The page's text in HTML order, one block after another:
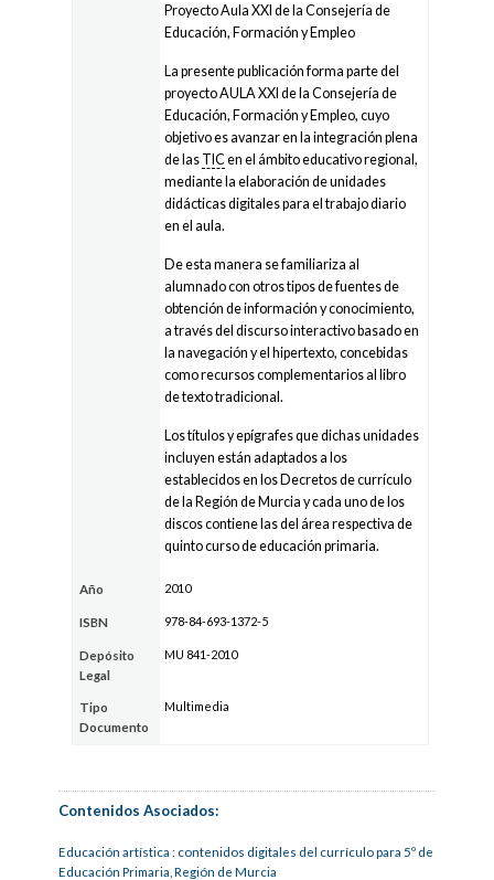
Proyecto Aula XXI de la Consejería de
Educación, Formación y Empleo
La presente publicación forma parte del
proyecto AULA XXI de la Consejería de
Educación, Formación y Empleo, cuyo
objetivo es avanzar en la integración plena
de las TIC en el ámbito educativo regional,
mediante la elaboración de unidades
didácticas digitales para el trabajo diario
en el aula.
De esta manera se familiariza al
alumnado con otros tipos de fuentes de
obtención de información y conocimiento,
a través del discurso interactivo basado en
la navegación y el hipertexto, concebidas
como recursos complementarios al libro
de texto tradicional.
Los títulos y epígrafes que dichas unidades
incluyen están adaptados a los
establecidos en los Decretos de currículo
de la Región de Murcia y cada uno de los
discos contiene las del área respectiva de
quinto curso de educación primaria.
Año 2010
ISBN 978-84-693-1372-5
Depósito
Legal
MU 841-2010
Tipo
Documento
Multimedia
Contenidos Asociados:
Educación artística : contenidos digitales del currículo para 5º de
Educación Primaria, Región de Murcia